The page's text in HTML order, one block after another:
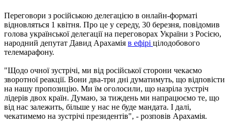
Переговори з російською делегацією в онлайн-форматі
відновляться 1 квітня. Про це у середу, 30 березня, повідомив
голова української делегації на переговорах України з Росією,
народний депутат Давид Арахамія в ефірі цілодобового
телемарафону.
"Щодо очної зустрічі, ми від російської сторони чекаємо
зворотної реакції. Вони два-три дні думатимуть, що відповісти
на нашу пропозицію. Ми їм оголосили, що назріла зустріч
лідерів двох країн. Думаю, за тиждень ми напрацюємо те, що
від нас залежить, більше у нас не буде мандата. І далі,
чекатимемо на зустрічі президентів", - розповів Арахамія.